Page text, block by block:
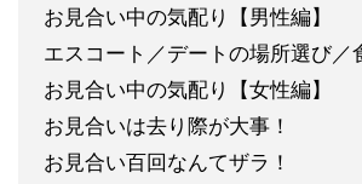
お見合い中の気配り【男性編】
エスコート／デートの場所選び／
お見合い中の気配り【女性編】
お見合いは去り際が大事！
お 見合い百回なんてザラ！